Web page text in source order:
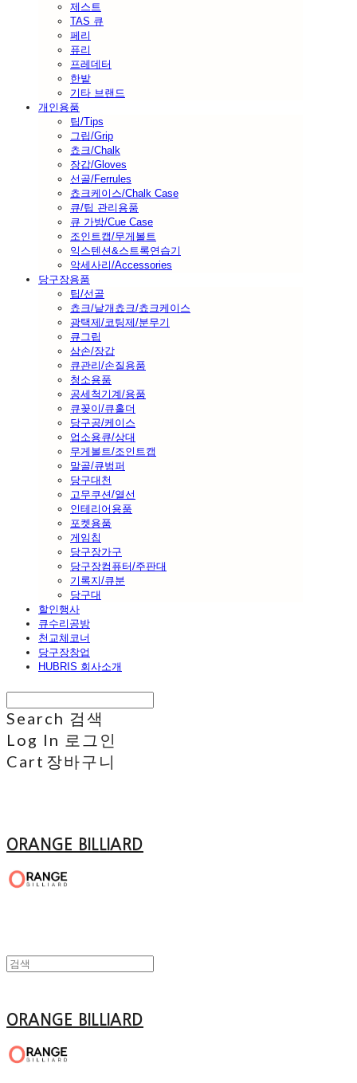
제스트
TAS 큐
페리
퓨리
프레데터
한밭
기타 브랜드
개인용품
팁/Tips
그립/Grip
쵸크/Chalk
장갑/Gloves
선골/Ferrules
쵸크케이스/Chalk Case
큐/팁 관리용품
큐 가방/Cue Case
조인트캡/무게볼트
익스텐션&스트록연습기
악세사리/Accessories
당구장용품
팁/선골
쵸크/낱개쵸크/쵸크케이스
광택제/코팅제/분무기
큐그립
삼손/장갑
큐관리/손질용품
청소용품
공세척기계/용품
큐꽂이/큐홀더
당구공/케이스
업소용큐/상대
무게볼트/조인트캡
말골/큐범퍼
당구대천
고무쿠션/열선
인테리어용품
포켓용품
게임칩
당구장가구
당구장컴퓨터/주판대
기록지/큐분
당구대
할인행사
큐수리공방
천교체코너
당구장창업
HUBRIS 회사소개
Search 검색
Log In 로그인
Cart 장바구니
ORANGE BILLIARD
ORANGE BILLIARD